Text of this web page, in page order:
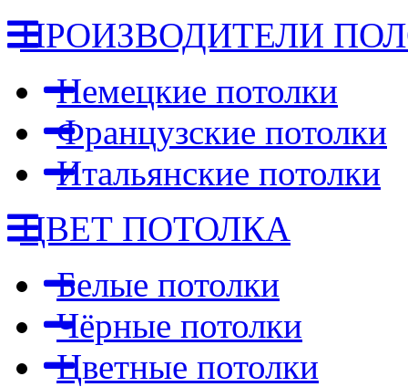
ПРОИЗВОДИТЕЛИ
Немецкие потолки
Французские потолки
Итальянские потолки
ЦВЕТ ПОТОЛКА
Белые потолки
Чёрные потолки
Цветные потолки